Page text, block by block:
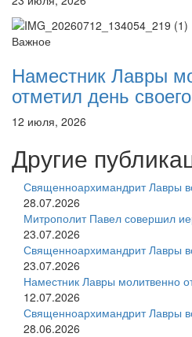
Важное
Наместник Лавры
отметил день
12 июля, 2026
Другие
Священноархимандрит Лавры
28.07.2026
Митрополит Павел совершил
23.07.2026
Священноархимандрит Лавры
23.07.2026
Наместник Лавры молитвенно
12.07.2026
Священноархимандрит Лавры
28.06.2026